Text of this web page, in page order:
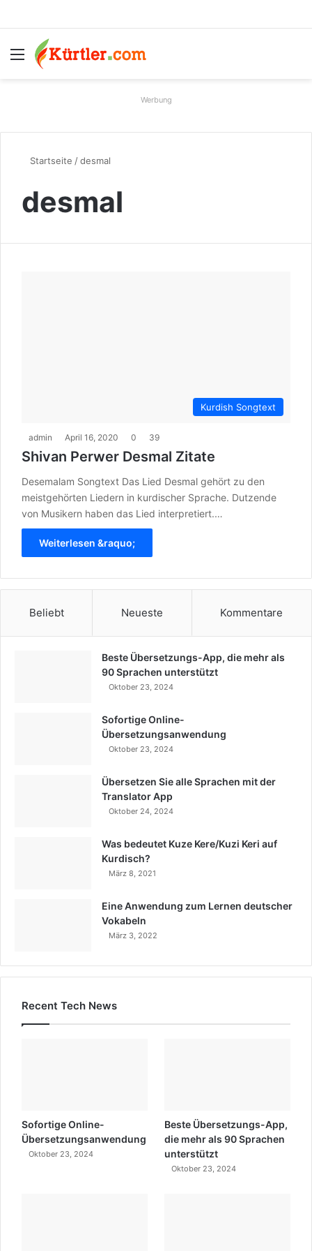
Menü
Werbung
Startseite /desmal
desmal
Kurdish Songtext
admin April 16, 2020 0 39
Shivan Perwer Desmal Zitate
Desemalam Songtext Das Lied Desmal gehört zu den
meistgehörten Liedern in kurdischer Sprache. Dutzende
von Musikern haben das Lied interpretiert.…
Weiterlesen &raquo;
Beliebt Neueste Kommentare
Beste Übersetzungs-App, die mehr als
90 Sprachen unterstützt
Oktober 23, 2024
Sofortige Online-
Übersetzungsanwendung
Oktober 23, 2024
Übersetzen Sie alle Sprachen mit der
Translator App
Oktober 24, 2024
Was bedeutet Kuze Kere/Kuzi Keri auf
Kurdisch?
März 8, 2021
Eine Anwendung zum Lernen deutscher
Vokabeln
März 3, 2022
Recent Tech News
Sofortige Online-
Übersetzungsanwendung
Oktober 23, 2024
Beste Übersetzungs-App,
die mehr als 90 Sprachen
unterstützt
Oktober 23, 2024